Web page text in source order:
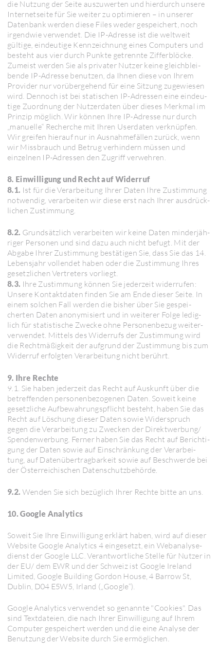
die Nutzung der Seite auszu­werten und hier­durch unsere
Inter­net­seite für Sie weiter zu opti­mieren – in unserer
Daten­bank werden diese Files weder gespei­chert, noch
irgendwie verwendet. Die IP-Adresse ist die welt­weit
gültige, eindeu­tige Kenn­zeich­nung eines Compu­ters und
besteht aus vier durch Punkte getrennte Ziffer­blöcke.
Zumeist werden Sie als privater Nutzer keine gleich­blei­
bende IP-Adresse benutzen, da Ihnen diese von Ihrem
Provider nur vorüber­ge­hend für eine Sitzung zuge­wiesen
wird. Dennoch ist bei stati­schen IP-Adressen eine eindeu­
tige Zuord­nung der Nutzer­daten über dieses Merkmal im
Prinzip möglich. Wir können Ihre IP-Adresse nur durch
„manu­elle“ Recherche mit Ihren User­daten verknüpfen.
Wir greifen hierauf nur in Ausnah­me­fällen zurück, wenn
wir Miss­brauch und Betrug verhin­dern müssen und
einzelnen IP-Adressen den Zugriff verwehren.
8. Einwilligung und Recht auf Widerruf
8.1. Ist für die Verar­bei­tung Ihrer Daten Ihre Zustim­mung
notwendig, verar­beiten wir diese erst nach Ihrer ausdrück­
li­chen Zustim­mung.
8.2. Grund­sätz­lich verar­beiten wir keine Daten minder­jäh­
riger Personen und sind dazu auch nicht befugt. Mit der
Abgabe Ihrer Zustim­mung bestä­tigen Sie, dass Sie das 14.
Lebens­jahr voll­endet haben oder die Zustim­mung Ihres
gesetz­li­chen Vertre­ters vorliegt.
8.3. Ihre Zustim­mung können Sie jeder­zeit wider­rufen:
Unsere Kontakt­daten finden Sie am Ende dieser Seite. In
einem solchen Fall werden die bisher über Sie gespei­
cherten Daten anony­mi­siert und in weiterer Folge ledig­
lich für statis­ti­sche Zwecke ohne Perso­nen­bezug weiter­
ver­wendet. Mittels des Wider­rufs der Zustim­mung wird
die Recht­mä­ßig­keit der aufgrund der Zustim­mung bis zum
Widerruf erfolgten Verar­bei­tung nicht berührt.
9. Ihre Rechte
9.1. Sie haben jeder­zeit das Recht auf Auskunft über die
betref­fenden perso­nen­be­zo­genen Daten. Soweit keine
gesetz­liche Aufbe­wah­rungs­pflicht besteht, haben Sie das
Recht auf Löschung dieser Daten sowie Wider­spruch
gegen die Verar­bei­tung zu Zwecken der Direkt­wer­bung/​
Spen­den­wer­bung. Ferner haben Sie das Recht auf Berich­ti­
gung der Daten sowie auf Einschrän­kung der Verar­bei­
tung, auf Daten­über­trag­bar­keit sowie auf Beschwerde bei
der Öster­rei­chi­schen Daten­schutz­be­hörde.
9.2. Wenden Sie sich bezüg­lich Ihrer Rechte bitte an uns.
10. Google Analy­tics
Soweit Sie Ihre Einwil­li­gung erklärt haben, wird auf dieser
Website Google Analy­tics 4 einge­setzt, ein Webana­ly­se­
dienst der Google LLC. Verant­wort­liche Stelle für Nutzer in
der EU/ dem EWR und der Schweiz ist Google Ireland
Limited, Google Buil­ding Gordon House, 4 Barrow St,
Dublin, D04 E5W5, Irland („Google“).
Google Analy­tics verwendet so genannte "Cookies". Das
sind Text­da­teien, die nach Ihrer Einwil­li­gung auf Ihrem
Computer gespei­chert werden und die eine Analyse der
Benut­zung der Website durch Sie ermög­li­chen.